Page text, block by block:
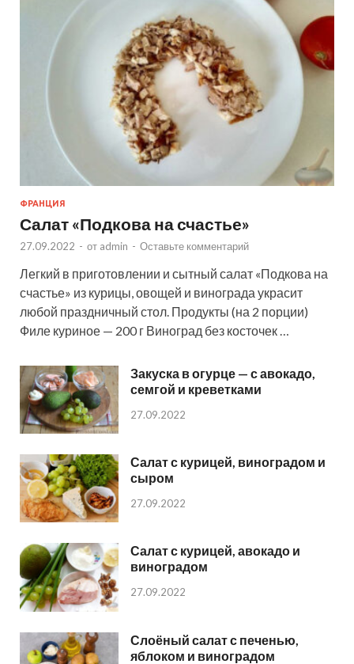
ФРАНЦИЯ
Салат «Подкова на счастье»
27.09.2022 - от admin - Оставьте комментарий
Легкий в приготовлении и сытный салат «Подкова на
счастье» из курицы, овощей и винограда украсит
любой праздничный стол. Продукты (на 2 порции)
Филе куриное — 200 г Виноград без косточек …
Закуска в огурце — с авокадо,
семгой и креветками
27.09.2022
Салат с курицей, виноградом и
сыром
27.09.2022
Салат с курицей, авокадо и
виноградом
27.09.2022
Слоёный салат с печенью,
яблоком и виноградом